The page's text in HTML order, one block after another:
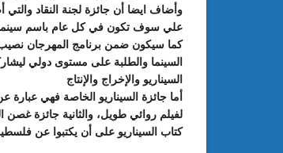
وأضاف ايضا أن جائزة لجنة النقاد
علي سوف تكون في كل عام باسم
كما سيكون ضمن برنامج المهرجان نصيب
السينما والطلبة على مستوى دولي
السيناريو والإخراج والإنتاج
أما جائزة السيناريو الخاصة فهي عبارة
لفيلم روائي طويل، والثانية جائزة
كتاب السيناريو على أن يكتبوا عن
عبد الستار الخليفي:
الملتقى الدولي
الجامعي بوجودي أو
الدورة 24 للمعرض الجامعي تحت
إلى التميّز”